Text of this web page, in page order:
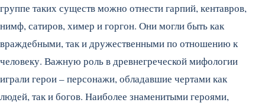
группе таких существ можно отнести гарпий, кентавров,
нимф, сатиров, химер и горгон. Они могли быть как
враждебными, так и дружественными по отношению к
человеку. Важную роль в древнегреческой мифологии
играли герои – персонажи, обладавшие чертами как
людей, так и богов. Наиболее знаменитыми героями,